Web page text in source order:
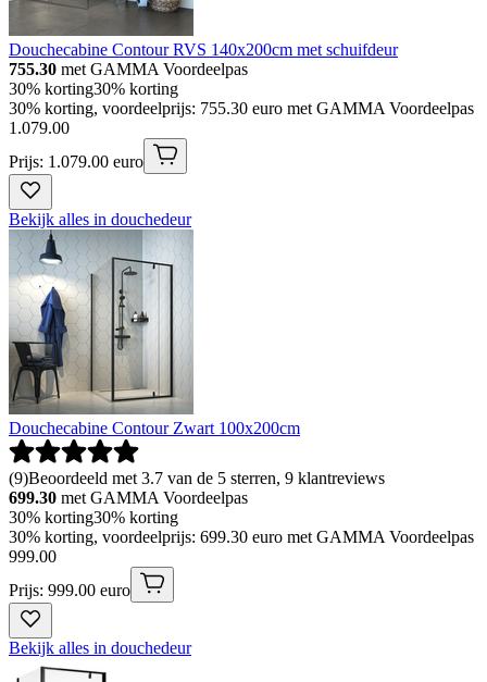
Douchecabine Contour RVS 140x200cm met schuifdeur
755.30 met GAMMA Voordeelpas
30% korting30% korting
30% korting, voordeelprijs: 755.30 euro met GAMMA Voordeelpas
1 .079.00
Prijs: 1.079.00 euro
Bekijk alles in douchedeur
Douchecabine Contour Zwart 100x200cm
(9)Beoordeeld met 3.7 van de 5 sterren, 9 klantreviews
699.30 met GAMMA Voordeelpas
30% korting30% korting
30% korting, voordeelprijs: 699.30 euro met GAMMA Voordeelpas
999.00
Prijs: 999.00 euro
Bekijk alles in douchedeur